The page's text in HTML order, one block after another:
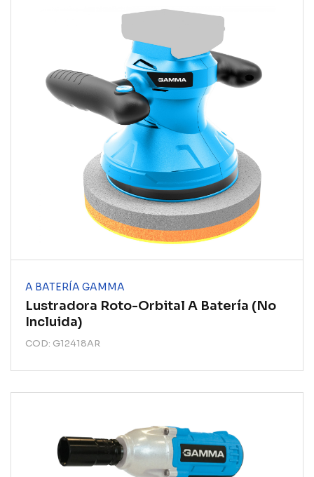
A BATERÍA GAMMA
Lustradora Roto-Orbital A Batería (no
Incluida)
COD: G12418AR